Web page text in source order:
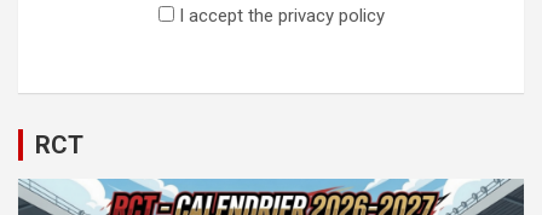
I accept the privacy policy
RCT